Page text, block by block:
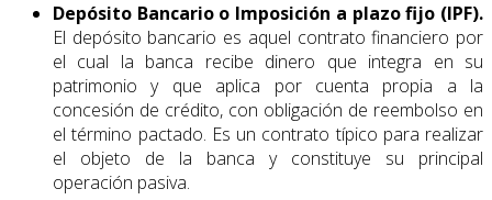
Depósito Bancario o Imposición a plazo fijo (IPF).
El depósito bancario es aquel contrato financiero por
el cual la banca recibe dinero que integra en su
patrimonio y que aplica por cuenta propia a la
concesión de crédito, con obligación de reembolso en
el término pactado. Es un contrato típico para realizar
el objeto de la banca y constituye su principal
operación pasiva.